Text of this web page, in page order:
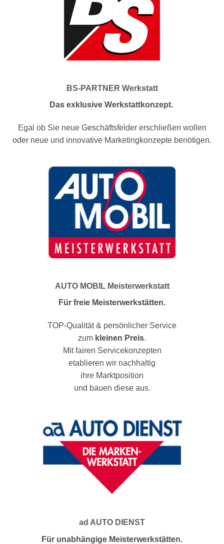
BS-PARTNER Werkstatt
Das exklusive Werkstattkonzept.
Egal ob Sie neue Geschäftsfelder erschließen wollen
oder neue und innovative Marketingkonzepte benötigen.
AUTO MOBIL Meisterwerkstatt
Für freie Meisterwerkstätten.
TOP-Qualität & persönlicher Service
zum kleinen Preis.
Mit fairen Servicekonzepten
etablieren wir nachhaltig
ihre Marktposition
und bauen diese aus.
ad AUTO DIENST
Für unabhängige Meisterwerkstätten.